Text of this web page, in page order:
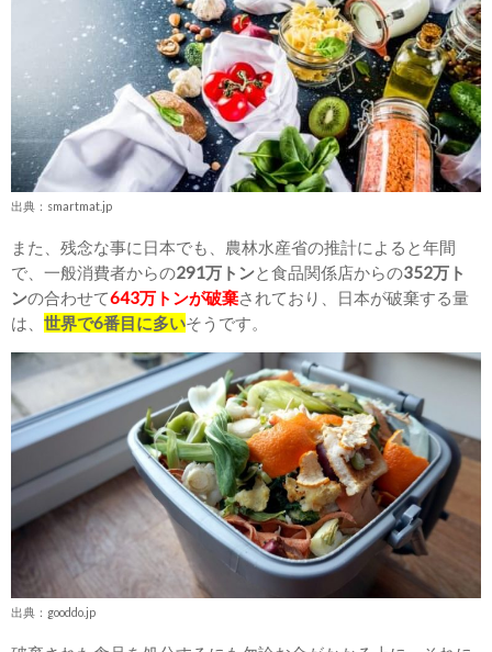
出典：smartmat.jp
また、残念な事に日本でも、農林水産省の推計によると年間
で、一般消費者からの291万トンと食品関係店からの352万ト
ンの合わせて643万トンが破棄されており、日本が破棄する量
は、 世界で6番目に多いそうです。
出典：gooddo.jp